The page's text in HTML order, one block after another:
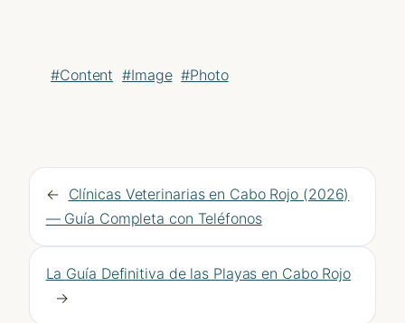
#Content #Image #Photo
← Clínicas Veterinarias en Cabo Rojo (2026)
— Guía Completa con Teléfonos
La Guía Definitiva de las Playas en Cabo Rojo
→